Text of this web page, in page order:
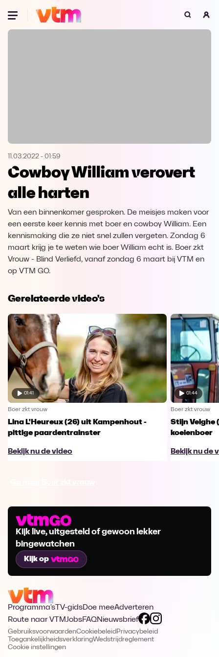
Oeps, browser niet ondersteund
Microsoft Edge Download
Opera
11.03.2022 - 01:59
Cowboy William verovert
alle harten
Van een binnenkomer gesproken. De meisjes maken voor
een eerste keer kennis met boer en cowboy William. Een
kennismaking die ze niet snel zullen vergeten. Zondag 6
maart krijg je te weten wie boer William echt is. Boer zkt
Vrouw - Blind Verliefd, vanaf zondag 6 maart bij VTM en
op VTM GO.
Gerelateerde video's
01:41
Boer zkt vrouw
Lina L'Heureux (26) uit Kampenhout -
pittige paardentrainster
Bekijk nu de video
01:44
Boer zkt vrouw
Stijn Velghe
koeienboer
Bekijk nu de
Kijk live, uitgesteld of gewoon lekker
bingewatchen
Kijk op
Programma's TV-gidsDoe meeAdverteren
Route naar VTMJobsFAQNieuwsbrief
GebruiksvoorwaardenCookiebeleid Privacybeleid
ToegankelijkheidsverklaringWedstrijdreglement
Cookie instellingen